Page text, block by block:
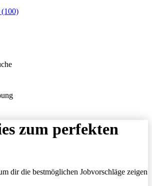
zum perfekten
dir die bestmöglichen Jobvorschläge zeigen